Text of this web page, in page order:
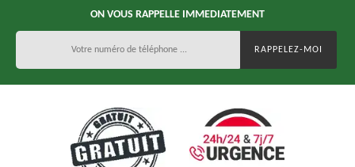
ON VOUS RAPPELLE IMMEDIATEMENT